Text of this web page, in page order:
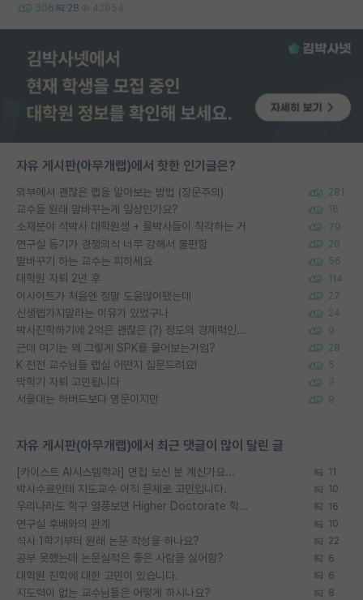
306 28 42954
자유 게시판(아무개랩)에서 핫한 인기글은?
외부에서 괜찮은 랩을 알아보는 방법 (장문주의) 281
교수들 원래 말바꾸는게 일상인가요? 16
소재분야 석박사 대학원생 + 물박사들이 착각하는 거 79
연구실 동기가 경쟁의식 너무 강해서 불편함 26
말바꾸기 하는 교수는 피하세요 56
대학원 자퇴 2년 후 114
이사이트가 처음엔 정말 도움많이됐는데 27
신생랩가지말라는 이유가 있었구나 24
박사진학하기에 2억은 괜찮은 (?) 정도의 경제력인가요 9
근데 여기는 왜 그렇게 SPK를 물어보는거임? 28
K 전전 교수님들 랩실 어떤지 질문드려요! 5
막학기 자퇴 고민됩니다 3
서울대는 하버드보다 명문이지만 9
자유 게시판(아무개랩)에서 최근 댓글이 많이 달린 글
[카이스트 AI시스템학과] 면접 보신 분 계신가요... 11
박사수료인데 지도교수 이직 문제로 고민입니다. 10
우리나라도 학구 열풍보면 Higher Doctorate 학위가 필요하다고 봅니다. 16
연구실 후배와의 관계 10
석사 1학기부터 원래 논문 작성을 하나요? 22
공부 못했는데 논문실적은 좋은 사람을 싫어함? 6
대학원 진학에 대한 고민이 있습니다. 6
지도력이 없는 교수님들은 어떻게 하시나요? 8